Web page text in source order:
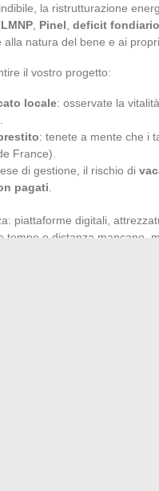
la ristrutturazione
LMNP Pinel deficit fondiario
natura del bene e ai
il vostro progetto:
locale: osservate la
: tenete a mente che i
France).
di gestione, il rischio di
pagati
piattaforme digitali,
tempo o distanza mancano,